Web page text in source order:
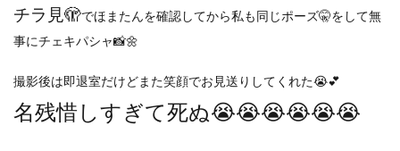
チラ見🫣でほまたんを確認してから私も同じポーズ🤫をして無
事にチェキパシャ📸🌼
撮影後は即退室だけどまた笑顔でお見送りしてくれた😭💕
名残惜しすぎて死ぬ😭😭😭😭😭😭